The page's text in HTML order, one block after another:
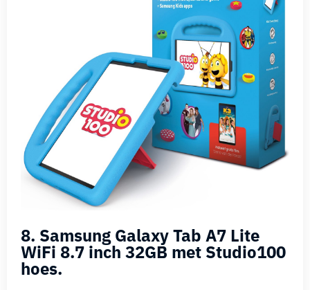
8. Samsung Galaxy Tab A7 Lite
WiFi 8.7 inch 32GB met Studio100
hoes.